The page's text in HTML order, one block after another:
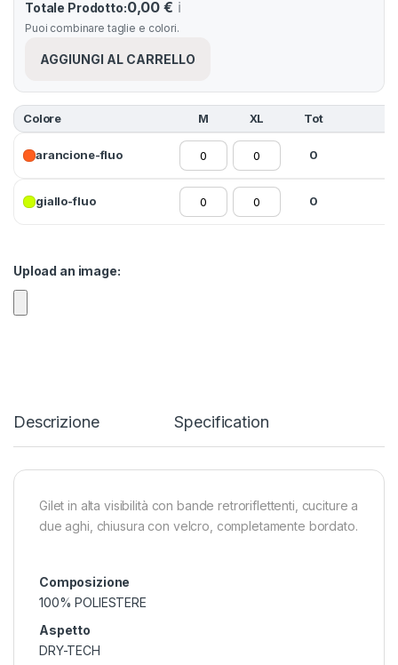
Totale Prodotto:0,00 € ℹ️
Puoi combinare taglie e colori.
AGGIUNGI AL CARRELLO
Colore M XL Tot
arancione-fluo 0
giallo-fluo 0
Upload an image:
Descrizione Specification
Gilet in alta visibilità con bande retroriflettenti, cuciture a
due aghi, chiusura con velcro, completamente bordato.
Composizione
100% POLIESTERE
Aspetto
DRY-TECH